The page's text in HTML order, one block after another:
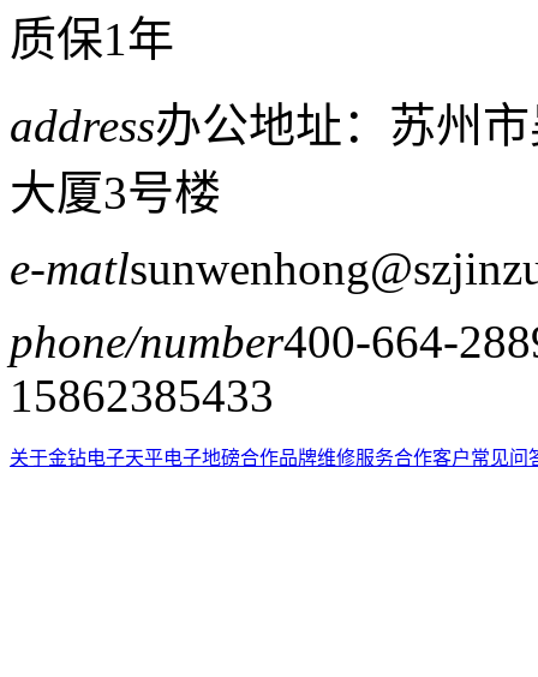
质保1年
address办公地址：苏州
大厦3号楼
e-matl
phone/number400-664-
15862385433
关于金钻电子天平电子地磅合作品牌维修服务合作客户常见问